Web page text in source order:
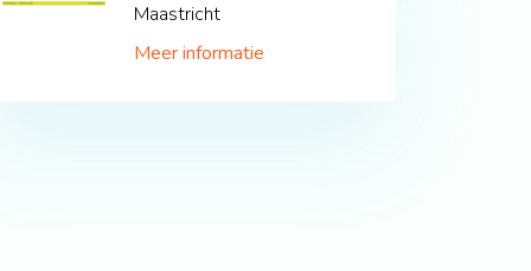
Maastricht
Meer informatie